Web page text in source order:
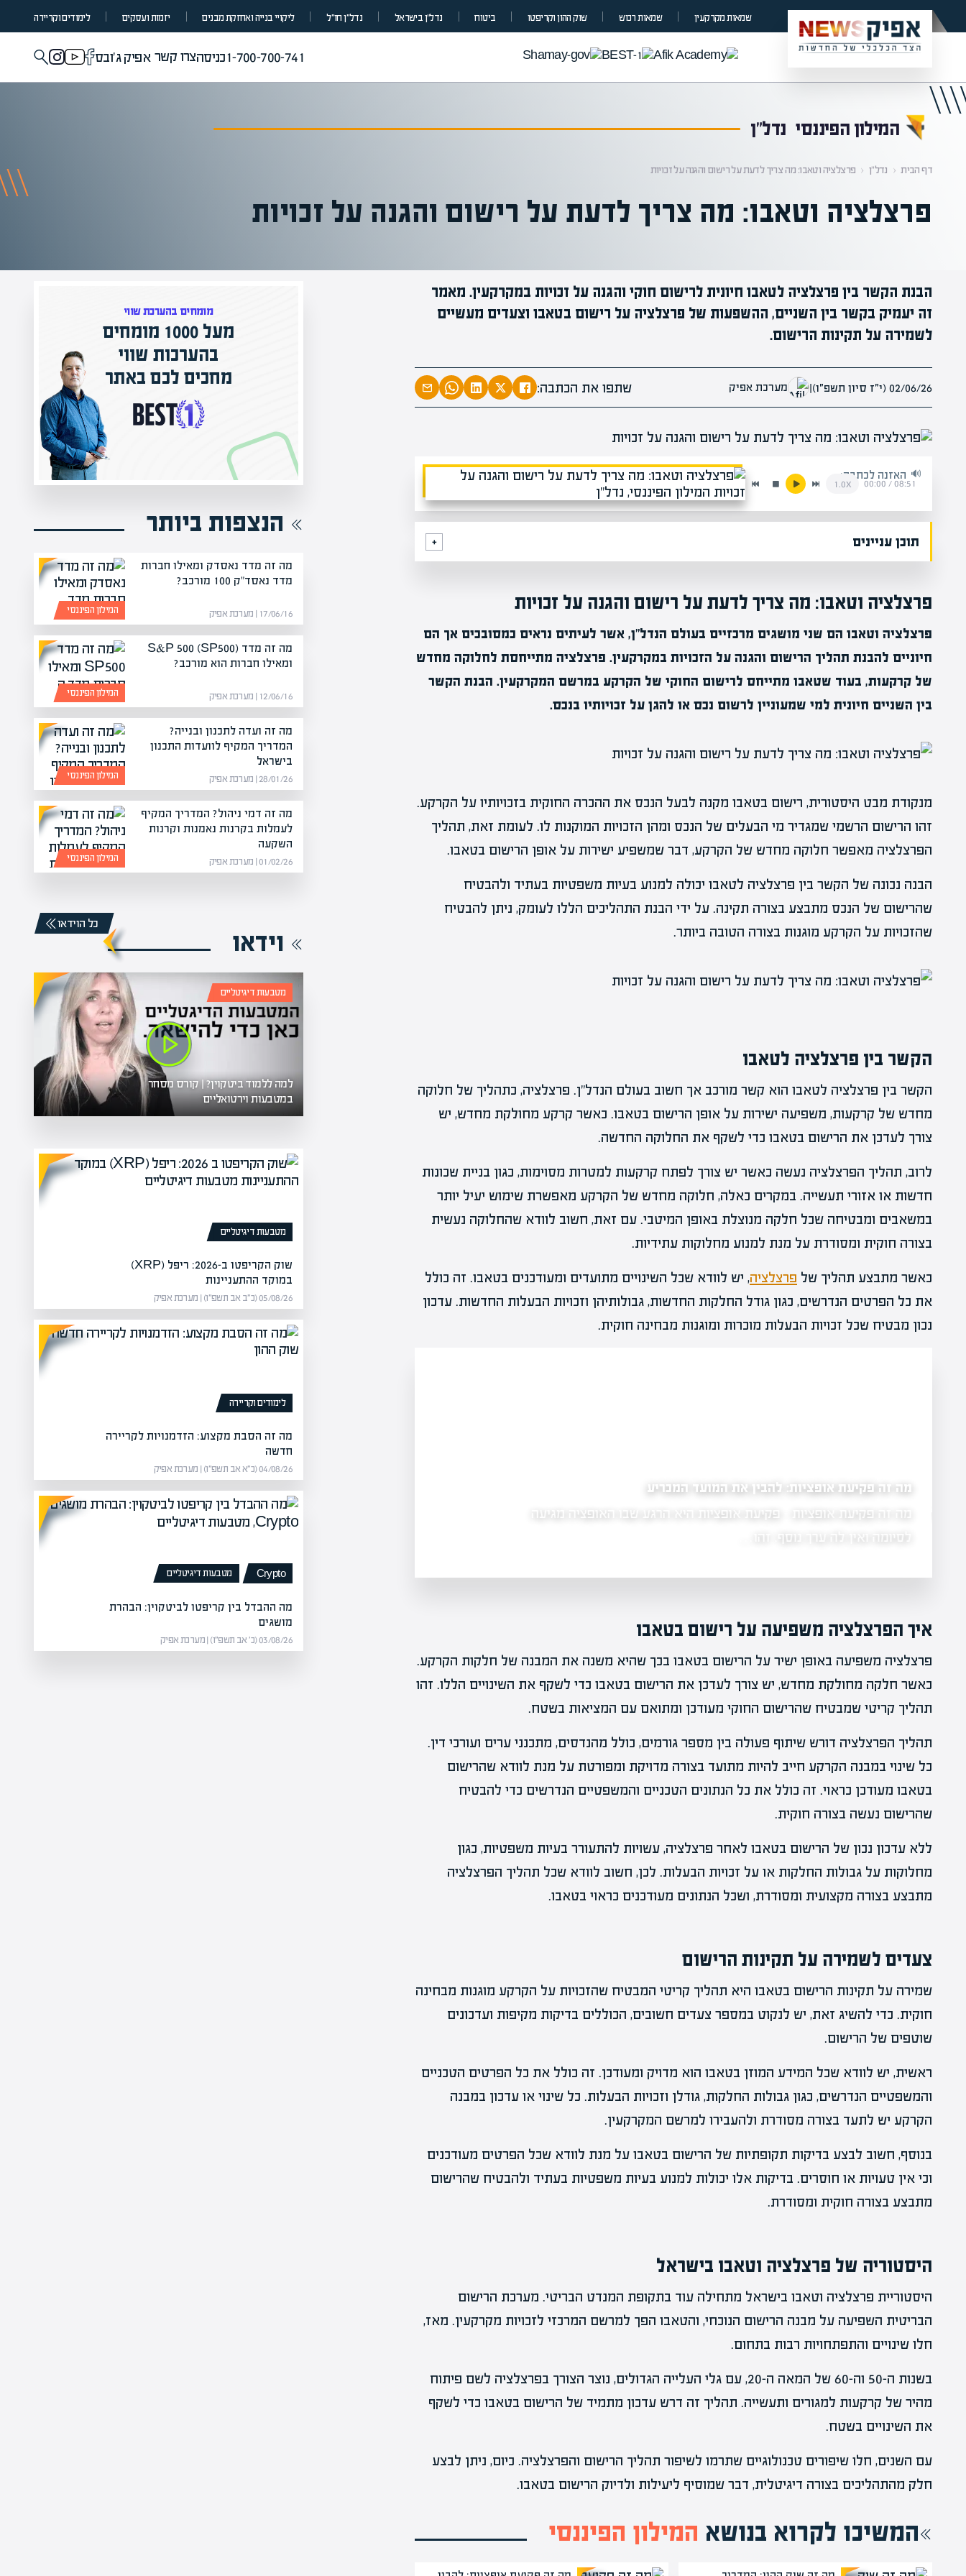
שמאות מקרקעין שמאות רכוש שוק ההון וקריפטו ביטוח נדל”ן בישראל נדל״ן חו״ל ליקויי בנייה ואחזקת מבנים יזמות ועסקים לימודים וקריירה
1-700-700-741כניסהצרו קשר אפיק ג'ובס
המילון הפיננסי נדל"ן
דף הבית ‹ נדל"ן ‹ פרצלציה וטאבו: מה צריך לדעת על רישום והגנה על זכויות
פרצלציה וטאבו: מה צריך לדעת על רישום והגנה על זכויות
הבנת הקשר בין פרצלציה לטאבו חיונית לרישום חוקי והגנה על זכויות במקרקעין. מאמר
זה יעמיק בקשר בין השניים, ההשפעות של פרצלציה על רישום בטאבו וצעדים מעשיים
לשמירה על תקינות הרישום.
02/06/26 (י״ז סיון תשפ״ו) | מערכת אפיק שתפו את הכתבה:
האזנה לכתבה:
08:51
/
00:00
1.0x
תוכן עניינים
פרצלציה וטאבו: מה צריך לדעת על רישום והגנה על זכויות
פרצלציה וטאבו הם שני מושגים מרכזיים בעולם הנדל"ן, אשר לעיתים נראים כמסובכים אך הם
חיוניים להבנת תהליך הרישום והגנה על הזכויות במקרקעין. פרצלציה מתייחסת לחלוקה מחדש
של קרקעות, בעוד שטאבו מתייחס לרישום החוקי של הקרקע במרשם המקרקעין. הבנת הקשר
בין השניים חיונית למי שמעוניין לרשום נכס או להגן על זכויותיו בנכס.
מנקודת מבט היסטורית, רישום בטאבו מקנה לבעל הנכס את ההכרה החוקית בזכויותיו על הקרקע.
זהו הרישום הרשמי שמגדיר מי הבעלים של הנכס ומהן הזכויות המוקנות לו. לעומת זאת, תהליך
הפרצלציה מאפשר חלוקה מחדש של הקרקע, דבר שמשפיע ישירות על אופן הרישום בטאבו.
הבנה נכונה של הקשר בין פרצלציה לטאבו יכולה למנוע בעיות משפטיות בעתיד ולהבטיח
שהרישום של הנכס מתבצע בצורה תקינה. על ידי הבנת התהליכים הללו לעומק, ניתן להבטיח
שהזכויות על הקרקע מוגנות בצורה הטובה ביותר.
הקשר בין פרצלציה לטאבו
הקשר בין פרצלציה לטאבו הוא קשר מורכב אך חשוב בעולם הנדל"ן. פרצלציה, כתהליך של חלוקה
מחדש של קרקעות, משפיעה ישירות על אופן הרישום בטאבו. כאשר קרקע מחולקת מחדש, יש
צורך לעדכן את הרישום בטאבו כדי לשקף את החלוקה החדשה.
לרוב, תהליך הפרצלציה נעשה כאשר יש צורך לפתח קרקעות למטרות מסוימות, כגון בניית שכונות
חדשות או אזורי תעשייה. במקרים כאלה, חלוקה מחדש של הקרקע מאפשרת שימוש יעיל יותר
במשאבים ומבטיחה שכל חלקה מנוצלת באופן המיטבי. עם זאת, חשוב לוודא שהחלוקה נעשית
בצורה חוקית ומסודרת על מנת למנוע מחלוקות עתידיות.
כאשר מתבצע תהליך של פרצלציה, יש לוודא שכל השינויים מתועדים ומעודכנים בטאבו. זה כולל
את כל הפרטים הנדרשים, כגון גודל החלקות החדשות, גבולותיהן וזכויות הבעלות החדשות. עדכון
נכון מבטיח שכל זכויות הבעלות מוכרות ומוגנות מבחינה חוקית.
מה זה פקיעת אופציות: להבין את המועד המכריע
מה זה פקיעת אופציות - פקיעת אופציות היא הרגע שבו האופציה מגיעה
לסיומה ואין לה ערך נוסף. זהו…
מה זה אופציות בשוק ההון: לנצל את הגמישות בהשקעות
מה זה אופציות בשוק ההון - אופציות הן חוזים מעניינים שמעניקים את
מה זה
איך הפרצלציה משפיעה על רישום בטאבו
פרצלציה משפיעה באופן ישיר על הרישום בטאבו בכך שהיא משנה את המבנה של חלקות הקרקע.
כאשר חלקה מחולקת מחדש, יש צורך לעדכן את הרישום בטאבו כדי לשקף את השינויים הללו. זהו
תהליך קריטי שמבטיח שהרישום החוקי מעודכן ומתואם עם המציאות בשטח.
תהליך הפרצלציה דורש שיתוף פעולה בין מספר גורמים, כולל מהנדסים, מתכנני ערים ועורכי דין.
כל שינוי במבנה הקרקע חייב להיות מתועד בצורה מדויקת ומפורטת על מנת לוודא שהרישום
בטאבו מעודכן כראוי. זה כולל את כל הנתונים הטכניים והמשפטיים הנדרשים כדי להבטיח
שהרישום נעשה בצורה חוקית.
ללא עדכון נכון של הרישום בטאבו לאחר פרצלציה, עשויות להתעורר בעיות משפטיות, כגון
מחלוקות על גבולות החלקות או על זכויות הבעלות. לכן, חשוב לוודא שכל תהליך הפרצלציה
מתבצע בצורה מקצועית ומסודרת, ושכל הנתונים מעודכנים כראוי בטאבו.
צעדים לשמירה על תקינות הרישום
שמירה על תקינות הרישום בטאבו היא תהליך קריטי המבטיח שהזכויות על הקרקע מוגנות מבחינה
חוקית. כדי להשיג זאת, יש לנקוט במספר צעדים חשובים, הכוללים בדיקות מקיפות ועדכונים
שוטפים של הרישום.
ראשית, יש לוודא שכל המידע המוזן בטאבו הוא מדויק ומעודכן. זה כולל את כל הפרטים הטכניים
והמשפטיים הנדרשים, כגון גבולות החלקות, גודלן וזכויות הבעלות. כל שינוי או עדכון במבנה
הקרקע יש לתעד בצורה מסודרת ולהעבירו למרשם המקרקעין.
בנוסף, חשוב לבצע בדיקות תקופתיות של הרישום בטאבו על מנת לוודא שכל הפרטים מעודכנים
וכי אין טעויות או חוסרים. בדיקות אלו יכולות למנוע בעיות משפטיות בעתיד ולהבטיח שהרישום
מתבצע בצורה חוקית ומסודרת.
היסטוריה של פרצלציה וטאבו בישראל
היסטוריית פרצלציה וטאבו בישראל מתחילה עוד בתקופת המנדט הבריטי. מערכת הרישום
הבריטית השפיעה על מבנה הרישום הנוכחי, והטאבו הפך למרשם המרכזי לזכויות מקרקעין. מאז,
חלו שינויים והתפתחויות רבות בתחום.
בשנות ה-50 וה-60 של המאה ה-20, עם גלי העלייה הגדולים, נוצר הצורך בפרצלציה לשם פיתוח
מהיר של קרקעות למגורים ותעשייה. תהליך זה דרש עדכון מתמיד של הרישום בטאבו כדי לשקף
את השינויים בשטח.
עם השנים, חלו שיפורים טכנולוגיים שתרמו לשיפור תהליך הרישום והפרצלציה. כיום, ניתן לבצע
חלק מהתהליכים בצורה דיגיטלית, דבר שמוסיף ליעילות ולדיוק הרישום בטאבו.
המשיכו לקרוא בנושא המילון הפיננסי
מחכים לכם באתר
המרצים המובילים
מחכים לכם
הקריירה החדשה שלך מעבר
הנצפות ביותר
המילון הפיננסי
מה זה מדד נאסדק ומאילו חברות
מדד נאסד"ק 100 מורכב?
17/06/16 | מערכת אפיק
המילון הפיננסי
מה זה מדד S&P 500 (SP500)
ומאילו חברות הוא מורכב?
12/06/16 | מערכת אפיק
המילון הפיננסי
מה זה ועדה לתכנון ובנייה?
המדריך המקיף לוועדות התכנון
בישראל
28/01/26 | מערכת אפיק
המילון הפיננסי
מה זה דמי ניהול? המדריך המקיף
לעמלות בקרנות נאמנות וקרנות
השקעה
01/02/26 | מערכת אפיק
וידאו
כל הוידאו
מטבעות דיגיטליים
למה ללמוד ביטקוין? | קורס מסחר
במטבעות וירטואליים
מטבעות דיגיטליים
שוק הקריפטו ב-2026: ריפל (XRP)
במוקד ההתעניינות
05/08/26 (כ״ב אב תשפ״ו) | מערכת אפיק
לימודים וקריירה
מה זה הסבת מקצוע: הזדמנויות לקריירה
חדשה
04/08/26 (כ״א אב תשפ״ו) | מערכת אפיק
Crypto מטבעות דיגיטליים
מה ההבדל בין קריפטו לביטקוין: הבהרת
מושגים
03/08/26 (כ׳ אב תשפ״ו) | מערכת אפיק